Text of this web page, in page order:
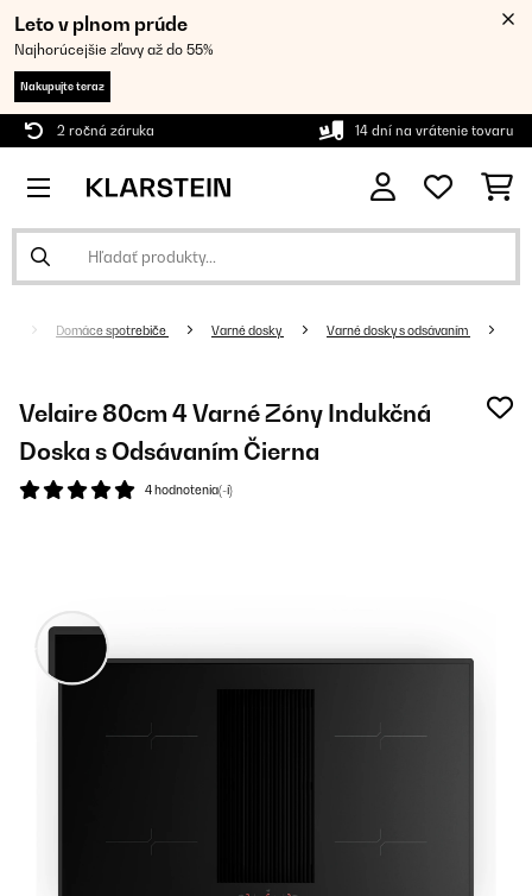
Leto v plnom prúde
Najhorúcejšie zľavy až do 55%
Nakupujte teraz
2 ročná záruka 14 dní na vrátenie tovaru
Domáce spotrebiče Varné dosky Varné dosky s odsávaním
Velaire 80cm 4 Varné Zóny Indukčná
Doska s Odsávaním Čierna
4 hodnotenia(-í)